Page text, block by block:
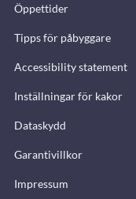
Öppettider
Tipps för påbyggare
Accessibility statement
Inställningar för kakor
Dataskydd
Garantivillkor
Impressum